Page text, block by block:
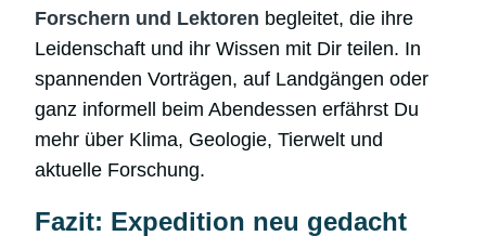
Forschern und Lektoren begleitet, die ihre
Leidenschaft und ihr Wissen mit Dir teilen. In
spannenden Vorträgen, auf Landgängen oder
ganz informell beim Abendessen erfährst Du
mehr über Klima, Geologie, Tierwelt und
aktuelle Forschung.
Fazit: Expedition neu gedacht